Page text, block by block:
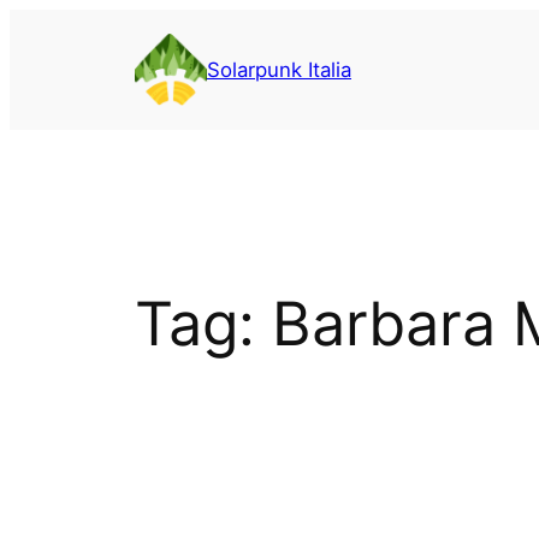
Solarpunk Italia
Tag: Barbara